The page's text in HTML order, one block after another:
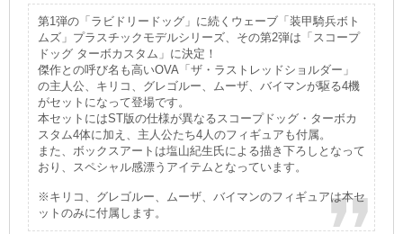
第1弾の「ラビドリードッグ」に続くウェーブ「装甲騎兵ボト
ムズ」プラスチックモデルシリーズ、その第2弾は「スコープ
ドッグ ターボカスタム」に決定！
傑作との呼び名も高いOVA「ザ・ラストレッドショルダー」
の主人公、キリコ、グレゴルー、ムーザ、バイマンが駆る4機
がセットになって登場です。
本セットにはST版の仕様が異なるスコープドッグ・ターボカ
スタム4体に加え、主人公たち4人のフィギュアも付属。
また、ボックスアートは塩山紀生氏による描き下ろしとなって
おり、スペシャル感漂うアイテムとなっています。
※キリコ、グレゴルー、ムーザ、バイマンのフィギュアは本セ
ットのみに付属します。